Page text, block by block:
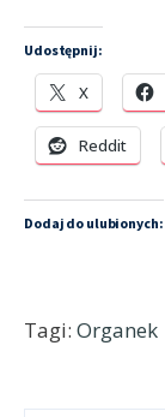
Udostępnij:
X
Reddit
Dodaj do ulubionych:
Tagi: Organek